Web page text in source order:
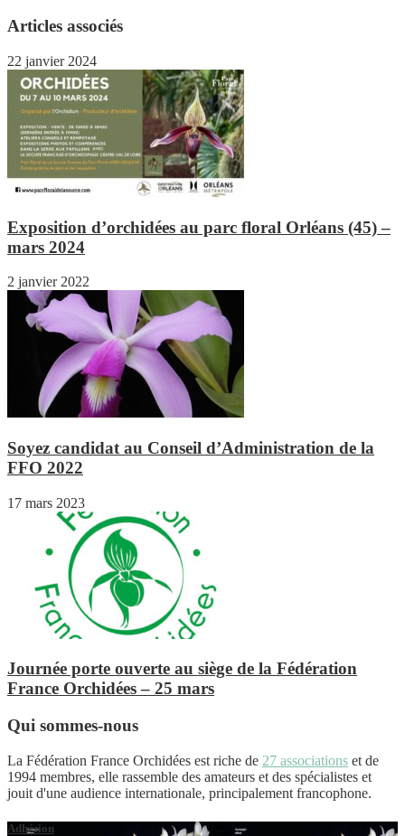
Articles associés
22 janvier 2024
Exposition d’orchidées au parc floral Orléans (45) –
mars 2024
2 janvier 2022
Soyez candidat au Conseil d’Administration de la
FFO 2022
17 mars 2023
Journée porte ouverte au siège de la Fédération
France Orchidées – 25 mars
Qui sommes-nous
La Fédération France Orchidées est riche de 27 associations et de
1994 membres, elle rassemble des amateurs et des spécialistes et
jouit d'une audience internationale, principalement francophone.
Adhésion